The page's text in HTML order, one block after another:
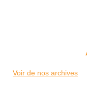
Voir de nos archives